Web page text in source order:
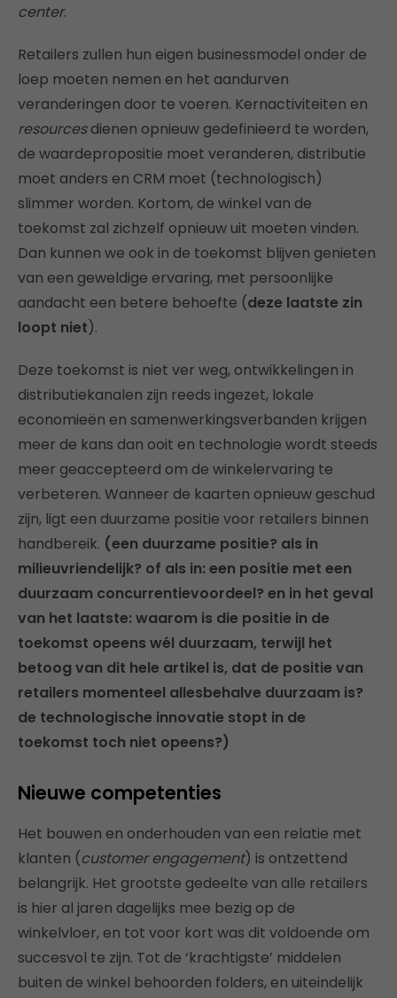
center.
Retailers zullen hun eigen businessmodel onder de
loep moeten nemen en het aandurven
veranderingen door te voeren. Kernactiviteiten en
resourcesdienen opnieuw gedefinieerd te worden,
de waardepropositie moet veranderen, distributie
moet anders en CRM moet (technologisch)
slimmer worden. Kortom, de winkel van de
toekomst zal zichzelf opnieuw uit moeten vinden.
Dan kunnen we ook in de toekomst blijven genieten
van een geweldige ervaring, met persoonlijke
aandacht een betere behoefte (deze laatste zin
loopt niet).
Deze toekomst is niet ver weg, ontwikkelingen in
distributiekanalen zijn reeds ingezet, lokale
economieën en samenwerkingsverbanden krijgen
meer de kans dan ooit en technologie wordt steeds
meer geaccepteerd om de winkelervaring te
verbeteren. Wanneer de kaarten opnieuw geschud
zijn, ligt een duurzame positie voor retailers binnen
handbereik. (een duurzame positie? als in
milieuvriendelijk? of als in: een positie met een
duurzaam concurrentievoordeel? en in het geval
van het laatste: waarom is die positie in de
toekomst opeens wél duurzaam, terwijl het
betoog van dit hele artikel is, dat de positie van
retailers momenteel allesbehalve duurzaam is?
de technologische innovatie stopt in de
toekomst toch niet opeens?)
Nieuwe competenties
Het bouwen en onderhouden van een relatie met
klanten (customer engagement) is ontzettend
belangrijk. Het grootste gedeelte van alle retailers
is hier al jaren dagelijks mee bezig op de
winkelvloer, en tot voor kort was dit voldoende om
succesvol te zijn. Tot de ‘krachtigste’ middelen
buiten de winkel behoorden folders, en uiteindelijk